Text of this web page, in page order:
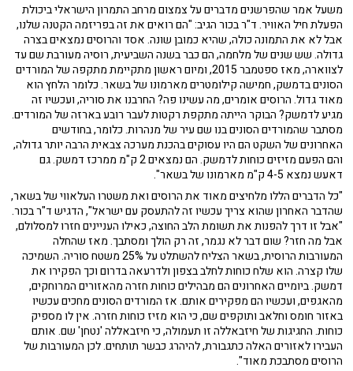
משעל אמר שהפרשנים מדברים על צמצום מרחב התמרון הישראלי ביכולת
הפעלת חיל האוויר. ד"ר בכור הגיב: "הם רואים את זה בפריזמה הקטנה שלנו,
אבל לא את התמונה כולה, שהיא כמובן שונה. אסד והרוסים נמצאים בצרה
גדולה. שש שנים של מלחמה, הם כבר בשנה השביעית, רוסיה מעורבת שם עד
לצווארה, מאז ספטמבר 2015, ומיום ראשון מתקיימת מתקפה של המורדים
הסונים בדמשק, חמישה קילומטרים מארמונו של בשאר. כלומר הלחץ הוא
מאוד גדול. הרוסים אומרים, מה עשינו פה? החרבנו את סוריה, ועכשיו זה
מגיע לדמשק? הבוקר הייתה מתקפת רקטות לעבר רובע בארזה של המורדים.
מסתבר שהמורדים הסונים בנו שם עיר של מנהרות. כלומר, בחודשים
האחרונים של השקט הם היו עסוקים בהכנת מערכה צבאית הרבה יותר גדולה,
והם הפעם מזיזים כוחות לדמשק. הם נמצאים 2 ק"מ ממרכז דמשק. גם
דאעש נמצא 4-5 ק"מ מארמונו של בשאר".
"כל הדברים הללו מלחיצים מאוד את הרוסים ואת משטרו העלאווי של בשאר,
שהדבר האחרון שהוא צריך עכשיו זה להתעסק עם ישראל", הדגיש ד"ר בכור.
"אבל זו דרך להפנות את תשומת הלב החוצה, כאילו העניינים חזרו למסלולם,
אבל מה חזר? שום דבר לא נגמר, זה רק הולך ומסתבך. מאז שהחלה
המעורבות הרוסית, בשאר הצליח להשתלט על 25% משטח סוריה. השמיכה
שלו קצרה. הוא שלח כוחות לחלב בצפון ולדרעאה בדרום וכך הפקירו את
דמשק. ביומיים האחרונים הם מבהילים כוחות חזרה מהאזורים המרוחקים,
מהאגפים, ועכשיו הם מפקירים אותם. אז המורדים הסונים מחכים עכשיו
באזור חומס וחלאב ותוקפים שם, כי הוא מזיז כוחות חזרה. אין לו מספיק
כוחות. החגיגות של חיזבאללה זו תעמולה, כי חיזבאללה 'נטחן' שם. אותם
העבירו לאזורים האלה כתגבורת, להיהרג כבשר תותחים. לכן המעורבות של
הרוסים מסתבכת מאוד".